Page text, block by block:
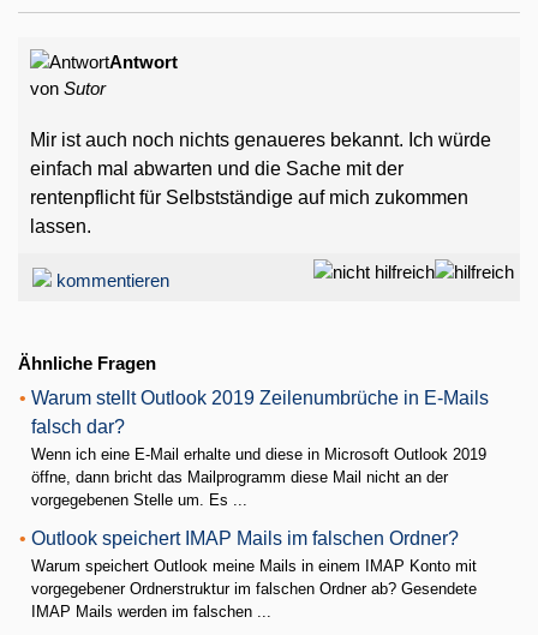
Antwort
von Sutor
Mir ist auch noch nichts genaueres bekannt. Ich würde
einfach mal abwarten und die Sache mit der
rentenpflicht für Selbstständige auf mich zukommen
lassen.
kommentieren
Ähnliche Fragen
• Warum stellt Outlook 2019 Zeilenumbrüche in E-Mails
falsch dar?
Wenn ich eine E-Mail erhalte und diese in Microsoft Outlook 2019
öffne, dann bricht das Mailprogramm diese Mail nicht an der
vorgegebenen Stelle um. Es ...
• Outlook speichert IMAP Mails im falschen Ordner?
Warum speichert Outlook meine Mails in einem IMAP Konto mit
vorgegebener Ordnerstruktur im falschen Ordner ab? Gesendete
IMAP Mails werden im falschen ...